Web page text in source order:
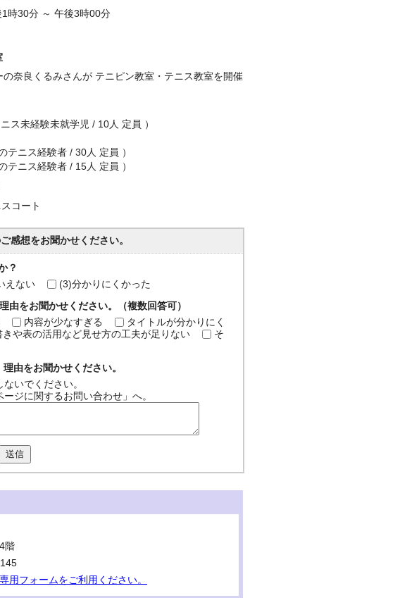
時30分 ～ 午後3時00分
奈良くるみさんが テニピン教室・テニス教室を開催
ス未経験未就学児 / 10人 定員 ）
ニス経験者 / 30人 定員 ）
ニス経験者 / 15人 定員 ）
コート
感想をお聞かせください。
？
えない (3)分かりにくかった
をお聞かせください。（複数回答可）
内容が少なすぎる
タイトルが分かりにく
きや表の活用など見せ方の工夫が足りない
そ
由をお聞かせください。
いでください。
ジに関するお問い合わせ」へ。
送信
階
用フォームをご利用ください。